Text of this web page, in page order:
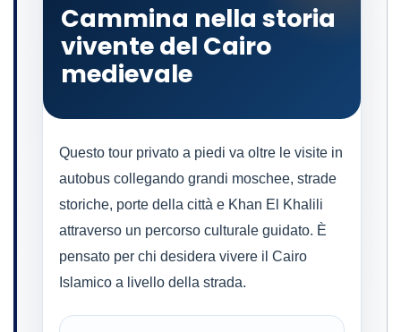
Cammina nella storia
vivente del Cairo
medievale
Questo tour privato a piedi va oltre le visite in
autobus collegando grandi moschee, strade
storiche, porte della città e Khan El Khalili
attraverso un percorso culturale guidato. È
pensato per chi desidera vivere il Cairo
Islamico a livello della strada.